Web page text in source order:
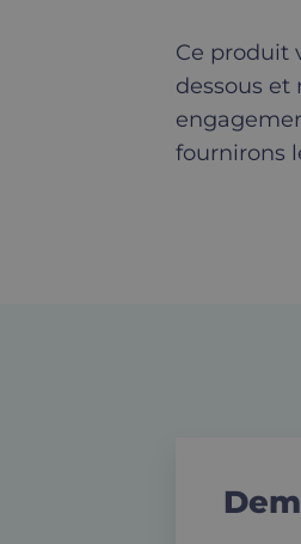
Ce produit
dessous et
fournirons